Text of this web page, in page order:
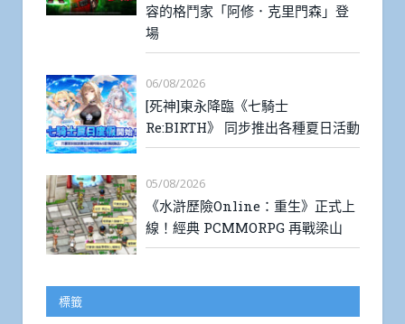
容的格鬥家「阿修．克里門森」登
場
06/08/2026
[死神]東永降臨《七騎士
Re:BIRTH》 同步推出各種夏日活動
05/08/2026
《水滸歷險Online：重生》正式上
線！經典 PCMMORPG 再戰梁山
標籤